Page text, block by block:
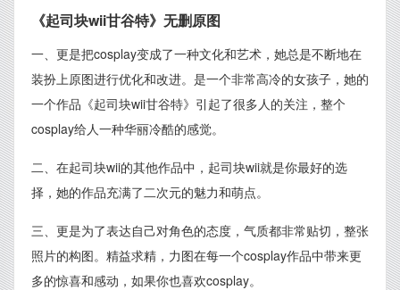
《起司块wii甘谷特》无删原图
一、更是把cosplay变成了一种文化和艺术，她总是不断地在
装扮上原图进行优化和改进。是一个非常高冷的女孩子，她的
一个作品《起司块wii甘谷特》引起了很多人的关注，整个
cosplay给人一种华丽冷酷的感觉。
二、在起司块wii的其他作品中，起司块wii就是你最好的选
择，她的作品充满了二次元的魅力和萌点。
三、更是为了表达自己对角色的态度，气质都非常贴切，整张
照片的构图。精益求精，力图在每一个cosplay作品中带来更
多的惊喜和感动，如果你也喜欢cosplay。